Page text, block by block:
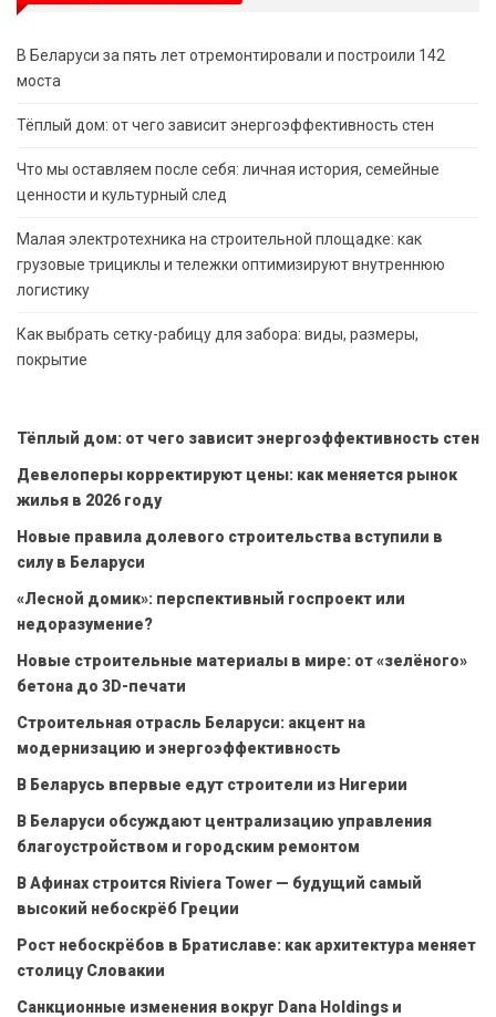
В Беларуси за пять лет отремонтировали и построили 142
моста
Тёплый дом: от чего зависит энергоэффективность стен
Что мы оставляем после себя: личная история, семейные
ценности и культурный след
Малая электротехника на строительной площадке: как
грузовые трициклы и тележки оптимизируют внутреннюю
логистику
Как выбрать сетку-рабицу для забора: виды, размеры,
покрытие
Тёплый дом: от чего зависит энергоэффективность стен
Девелоперы корректируют цены: как меняется рынок
жилья в 2026 году
Новые правила долевого строительства вступили в
силу в Беларуси
«Лесной домик»: перспективный госпроект или
недоразумение?
Новые строительные материалы в мире: от «зелёного»
бетона до 3D-печати
Строительная отрасль Беларуси: акцент на
модернизацию и энергоэффективность
В Беларусь впервые едут строители из Нигерии
В Беларуси обсуждают централизацию управления
благоустройством и городским ремонтом
В Афинах строится Riviera Tower — будущий самый
высокий небоскрёб Греции
Рост небоскрёбов в Братиславе: как архитектура меняет
столицу Словакии
Санкционные изменения вокруг Dana Holdings и